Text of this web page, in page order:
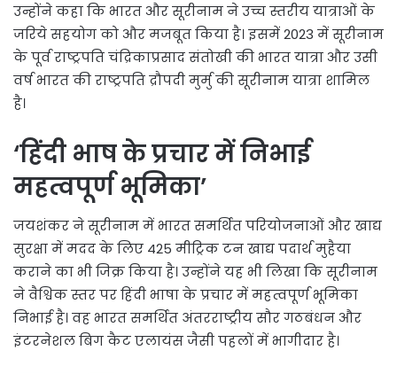
उन्होंने कहा कि भारत और सूरीनाम ने उच्च स्तरीय यात्राओं के
जरिये सहयोग को और मजबूत किया है। इसमें 2023 में सूरीनाम
के पूर्व राष्ट्रपति चंद्रिकाप्रसाद संतोखी की भारत यात्रा और उसी
वर्ष भारत की राष्ट्रपति द्रौपदी मुर्मु की सूरीनाम यात्रा शामिल
है।
‘हिंदी भाष के प्रचार में निभाई
महत्वपूर्ण भूमिका’
जयशंकर ने सूरीनाम में भारत समर्थित परियोजनाओं और खाद्य
सुरक्षा में मदद के लिए 425 मीट्रिक टन खाद्य पदार्थ मुहैया
कराने का भी जिक्र किया है। उन्होंने यह भी लिखा कि सूरीनाम
ने वैश्विक स्तर पर हिंदी भाषा के प्रचार में महत्वपूर्ण भूमिका
निभाई है। वह भारत समर्थित अंतरराष्ट्रीय सौर गठबंधन और
इंटरनेशल बिग कैट एलायंस जैसी पहलों में भागीदार है।